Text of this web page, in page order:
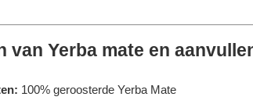
van Yerba mate en
100% geroosterde Yerba Mate